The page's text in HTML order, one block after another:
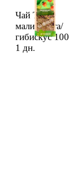
Чай Teaco
малин/мята/
гибискус
1 дн.